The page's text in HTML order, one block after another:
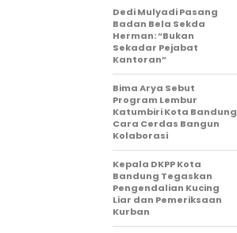
Dedi Mulyadi Pasang
Badan Bela Sekda
Herman: “Bukan
Sekadar Pejabat
Kantoran”
Bima Arya Sebut
Program Lembur
Katumbiri Kota Bandung
Cara Cerdas Bangun
Kolaborasi
Kepala DKPP Kota
Bandung Tegaskan
Pengendalian Kucing
Liar dan Pemeriksaan
Kurban